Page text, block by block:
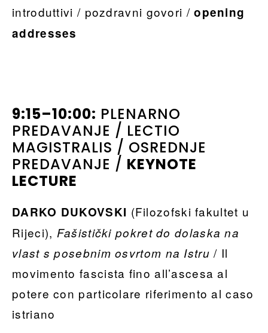
introduttivi / pozdravni govori /opening
addresses
9:15–10:00: PLENARNO
PREDAVANJE / LECTIO
MAGISTRALIS / OSREDNJE
PREDAVANJE / KEYNOTE
LECTURE
DARKO DUKOVSKI (Filozofski fakultet u
Rijeci), Fašistički pokret do dolaska na
vlast s posebnim osvrtom na Istru / Il
movimento fascista fino all’ascesa al
potere con particolare riferimento al caso
istriano